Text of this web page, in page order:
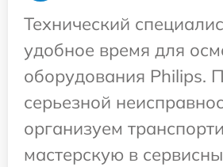
Технический
удобное время для
оборудования Philips.
серьезной
организуем
мастерскую в